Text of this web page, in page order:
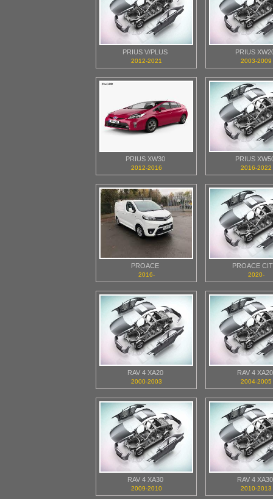
PRIUS V/PLUS
2012-2021
PRIUS
2003-2009
PRIUS XW30
2012-2016
PRIUS
2016-2022
PROACE
2016-
PROACE
2020-
RAV 4 XA20
2000-2003
RAV 4 XA20
2004-2005
RAV 4 XA30
2009-2010
RAV 4 XA30
2010-2013